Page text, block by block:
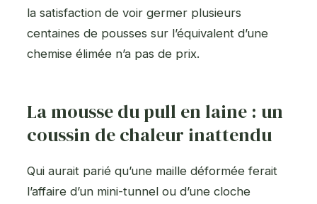
la satisfaction de voir germer plusieurs
centaines de pousses sur l’équivalent d’une
chemise élimée n’a pas de prix.
La mousse du pull en laine : un
coussin de chaleur inattendu
Qui aurait parié qu’une maille déformée ferait
l’affaire d’un mini-tunnel ou d’une cloche